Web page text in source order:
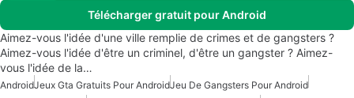
Télécharger gratuit pour Android
Aimez-vous l'idée d'une ville remplie de crimes et de gangsters ?
Aimez-vous l'idée d'être un criminel, d'être un gangster ? Aimez-
vous l'idée de la…
AndroidJeux Gta Gratuits Pour AndroidJeu De Gangsters Pour Android